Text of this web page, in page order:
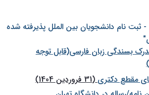
ثبت نام دانشجويان بين الملل پذيرفته شده
بسندگی زبان فارسی(قابل توجه
مقطع دکتری(31 فروردین 1404)